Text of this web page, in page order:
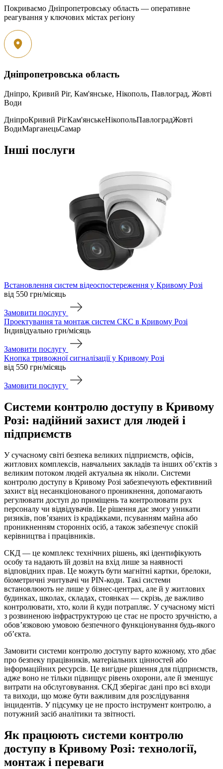
Покриваємо Дніпропетровську область — оперативне
реагування у ключових містах регіону
Дніпропетровська область
Дніпро, Кривий Ріг, Кам'янське, Нікополь, Павлоград, Жовті
Води
ДніпроКривий РігКам'янськеНікопольПавлоградЖовті
ВодиМарганецьСамар
Інші послуги
Встановлення систем відеоспостереження у Кривому Розі
від 550 грн/місяць
Замовити послугу
Проектування та монтаж систем СКС в Кривому Розі
Індивідуально грн/місяць
Замовити послугу
Кнопка тривожної сигналізації у Кривому Розі
від 550 грн/місяць
Замовити послугу
Системи контролю доступу в Кривому
Розі: надійний захист для людей і
підприємств
У сучасному світі безпека великих підприємств, офісів,
житлових комплексів, навчальних закладів та інших об’єктів з
великим потоком людей актуальна як ніколи. Системи
контролю доступу в Кривому Розі забезпечують ефективний
захист від несанкціонованого проникнення, допомагають
регулювати доступ до приміщень та контролювати рух
персоналу чи відвідувачів. Це рішення дає змогу уникати
ризиків, пов’язаних із крадіжками, псуванням майна або
проникненням сторонніх осіб, а також забезпечує спокій
керівництва і працівників.
СКД — це комплекс технічних рішень, які ідентифікують
особу та надають їй дозвіл на вхід лише за наявності
відповідних прав. Це можуть бути магнітні картки, брелоки,
біометричні зчитувачі чи PIN-коди. Такі системи
встановлюють не лише у бізнес-центрах, але й у житлових
будинках, школах, складах, стоянках — скрізь, де важливо
контролювати, хто, коли й куди потрапляє. У сучасному місті
з розвиненою інфраструктурою це стає не просто зручністю, а
обов’язковою умовою безпечного функціонування будь-якого
об’єкта.
Замовити системи контролю доступу варто кожному, хто дбає
про безпеку працівників, матеріальних цінностей або
інформаційних ресурсів. Це вигідне рішення для підприємств,
адже воно не тільки підвищує рівень охорони, але й зменшує
витрати на обслуговування. СКД зберігає дані про всі входи
та виходи, що може бути важливим для розслідування
інцидентів. У підсумку це не просто інструмент контролю, а
потужний засіб аналітики та звітності.
Як працюють системи контролю
доступу в Кривому Розі: технології,
монтаж і переваги